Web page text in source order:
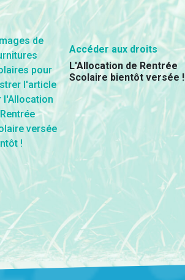
Accéder aux droits
L'Allocation de Rentrée
Scolaire bientôt versée !